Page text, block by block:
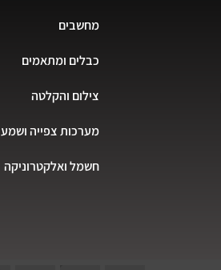
מחשבים
כבלים ומתאמים
צילום והקלטה
מערכות צפייה ושמע
חשמל ואלקטרוניקה